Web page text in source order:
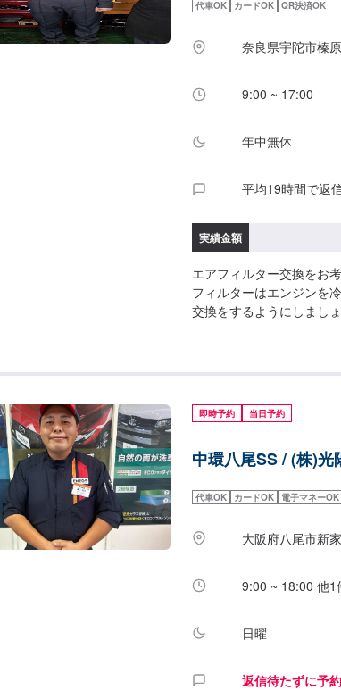
代車OK カードOK QR決済OK
奈良県宇陀市榛
9:00 ~ 17:00
年中無休
平均19時間で返
実績金額
エアフィルター交換をお
フィルターはエンジンを
交換をするようにしまし
即時予約 当日予約
中環八尾SS / (株)
代車OK カードOK 電子マネーOK
大阪府八尾市新
9:00 ~ 18:00 他1
日曜
返信待たずに予